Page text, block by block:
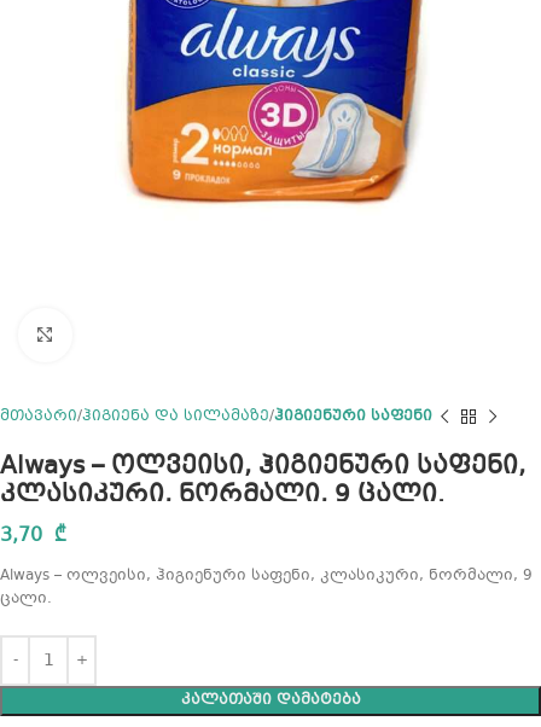
მთავარი ჰიგიენა და სილამაზე ჰიგიენური საფენი
Always – ოლვეისი, ჰიგიენური საფენი,
კლასიკური, ნორმალი, 9 ცალი.
3,70 ₾
Always – ოლვეისი, ჰიგიენური საფენი, კლასიკური, ნორმალი, 9
ცალი.
ᲙᲐᲚᲐᲗᲐᲨᲘ ᲓᲐᲛᲐᲢᲔᲑᲐ